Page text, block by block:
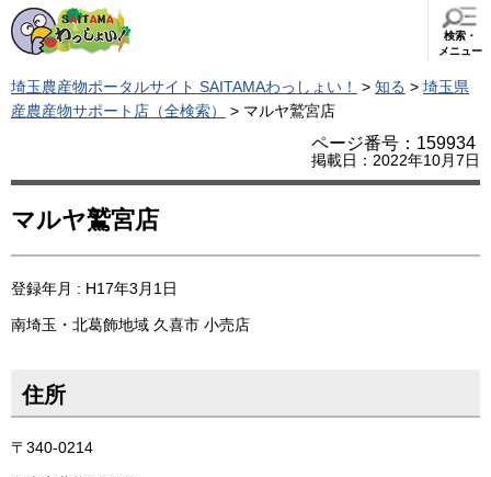
検索・
メニュー
埼玉農産物ポータルサイト SAITAMAわっしょい！ > 知る > 埼玉県
産農産物サポート店（全検索）
> マルヤ鷲宮店
ページ番号：159934
掲載日：2022年10月7日
マルヤ鷲宮店
登録年月 : H17年3月1日
南埼玉・北葛飾地域 久喜市 小売店
住所
〒340-0214